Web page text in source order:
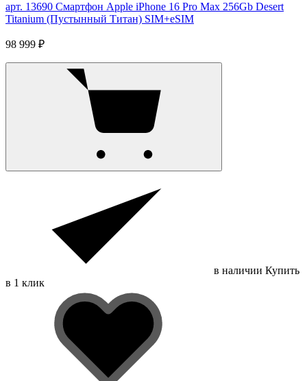
арт. 13690 Смартфон Apple iPhone 16 Pro Max 256Gb Desert
Titanium (Пустынный Титан) SIM+eSIM
98 999 ₽
в наличии Купить
в 1 клик